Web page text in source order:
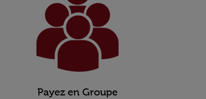
Payez en Groupe